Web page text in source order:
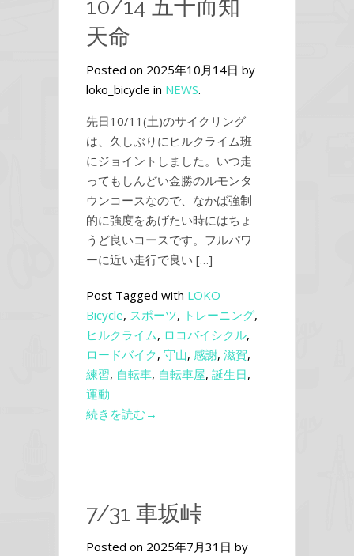
10/14 五十而知
天命
Posted on 2025年10月14日 by
loko_bicycle in NEWS.
先日10/11(土)のサイクリング
は、久しぶりにヒルクライム班
にジョイントしました。いつ走
ってもしんどい金勝のルモンタ
ウンコースなので、なかば強制
的に強度をあげたい時にはちょ
うど良いコースです。フルパワ
ーに近い走行で良い […]
Post Tagged with LOKO
Bicycle, スポーツ, トレーニング,
ヒルクライム, ロコバイシクル,
ロードバイク, 守山, 感謝, 滋賀,
練習, 自転車, 自転車屋, 誕生日,
運動
続きを読む→
7/31 車坂峠
Posted on 2025年7月31日 by